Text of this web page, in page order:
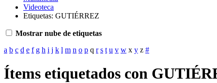
Videoteca
Etiquetas: GUTIÉRREZ
Mostrar nube de etiquetas
a b c d e f g h i j k l m n o p q r s t u v w x y z #
Ítems etiquetados con